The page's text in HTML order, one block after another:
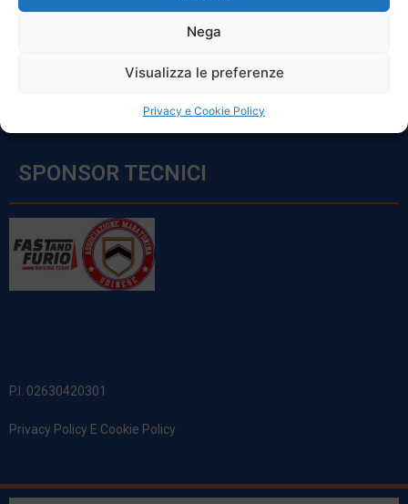
Nega
Visualizza le preferenze
Privacy e Cookie Policy
Sabato: 8:00 – 12:00
SPONSOR TECNICI
P.I. 02630420301
Privacy Policy E Cookie Policy